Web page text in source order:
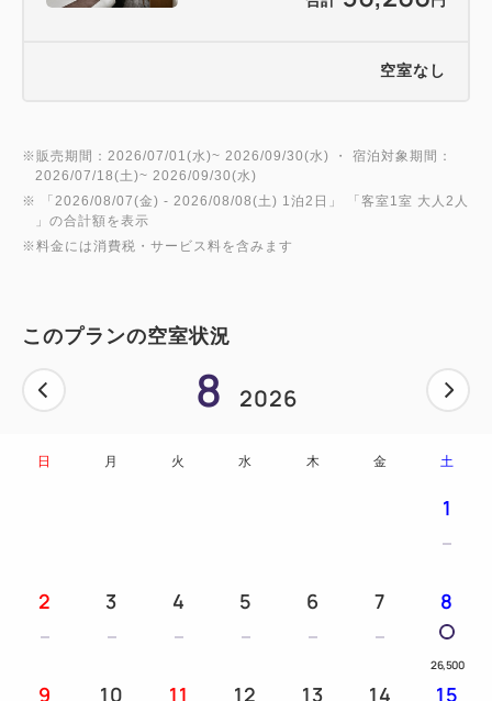
ご予約時に添い寝のお子さまの人数をお知らせく
ださい。
◇ご予約の際は、大人の人数に添い寝のお子さまを含
めないようご注意ください。
◇写真はイメージです。
◇メニュー内容や食材の産地等は、仕入れ状況により
変更となる場合がございます。あらかじめご了承くだ
◇当プランに朝食は含まれておりません。
空室なし
※販売期間：2026/07/01(水)~ 2026/09/30(水) ・ 宿泊対象期間：
2026/07/18(土)~ 2026/09/30(水)
※ 「 2026/08/07(金) - 2026/08/08(土) 1泊2日 」 「 客室1室 大人2人
」の合計額を表示
※料金には消費税・サービス料を含みます
このプランの空室状況
8 2026
日 月 火 水 木 金 土
1
2 3 4 5 6 7 8
26,500
9 10 11 12 13 14 15